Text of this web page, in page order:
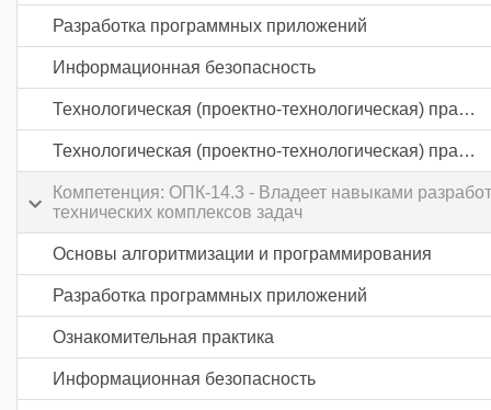
Разработка программных приложений
Информационная безопасность
Технологическая (проектно-технологическая) практика
Технологическая (проектно-технологическая) практика
Компетенция: ОПК-14.3 - Владеет навыками
технических комплексов задач
Основы алгоритмизации и программирования
Разработка программных приложений
Ознакомительная практика
Информационная безопасность